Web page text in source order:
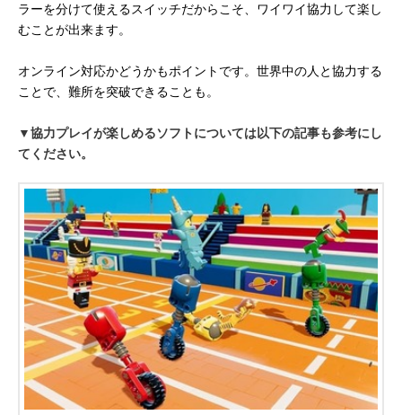
ラーを分けて使えるスイッチだからこそ、ワイワイ協力して楽し
むことが出来ます。
オンライン対応かどうかもポイントです。世界中の人と協力する
ことで、難所を突破できることも。
▼協力プレイが楽しめるソフトについては以下の記事も参考にし
てください。